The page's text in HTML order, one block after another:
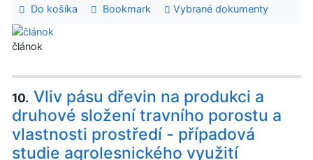
Do košíka Bookmark Vybrané dokumenty
článok
10. Vliv pásu dřevin na produkci a
druhové složení travního porostu a
vlastnosti prostředí - případová
studie agrolesnického využití